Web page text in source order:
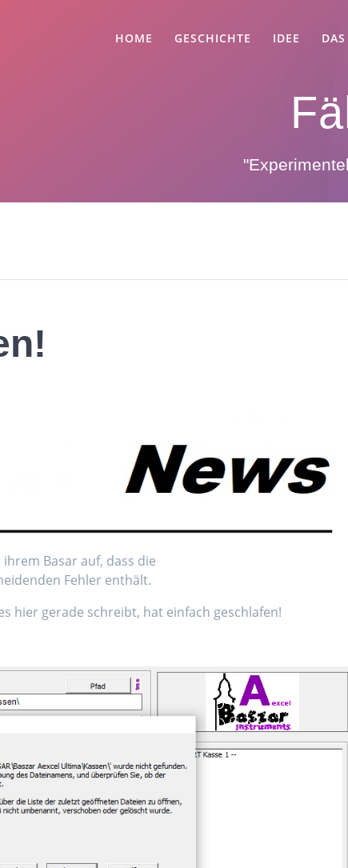
HOME GESCHICHTE IDEE
Basar auf, dass die
Fehler enthält.
hier gerade schreibt, hat einfach geschlafen!